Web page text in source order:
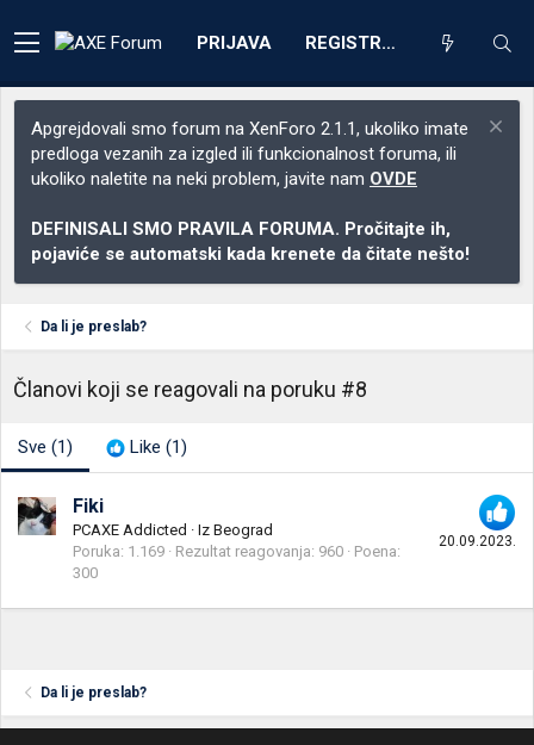
PRIJAVA REGISTRACIJA
Apgrejdovali smo forum na XenForo 2.1.1, ukoliko imate
predloga vezanih za izgled ili funkcionalnost foruma, ili
ukoliko naletite na neki problem, javite nam OVDE
DEFINISALI SMO PRAVILA FORUMA. Pročitajte ih,
pojaviće se automatski kada krenete da čitate nešto!
Da li je preslab?
Članovi koji se reagovali na poruku #8
Sve (1) Like (1)
20.09.2023.
Fiki
PCAXE Addicted · Iz Beograd
Poruka 1.169 Rezultat reagovanja 960
Poena
300
Da li je preslab?